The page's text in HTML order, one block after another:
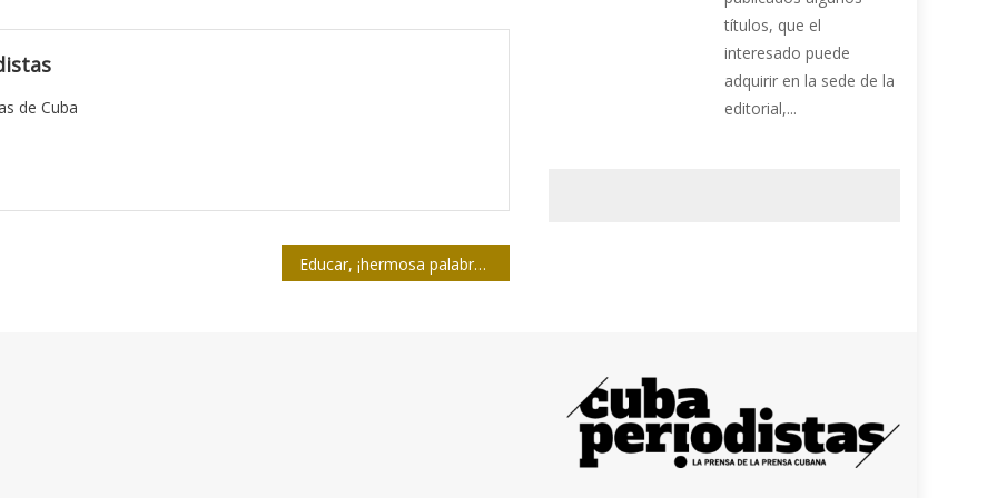
de Cuba
Educar, ¡hermosa palabra! y una felicitación especial
títulos, que el
interesado puede
adquirir en la sede de la
editorial,...